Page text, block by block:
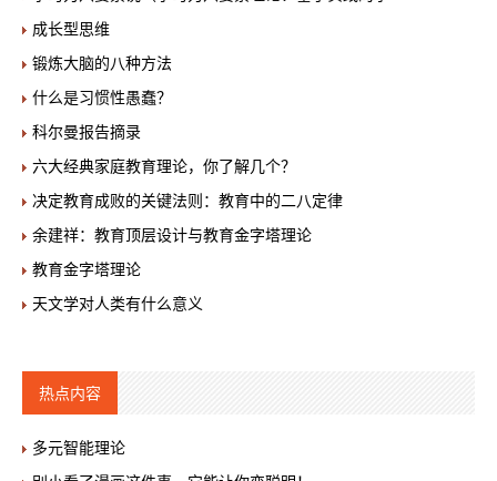
成长型思维
锻炼大脑的八种方法
什么是习惯性愚蠢？
科尔曼报告摘录
六大经典家庭教育理论，你了解几个？
决定教育成败的关键法则：教育中的二八定律
余建祥：教育顶层设计与教育金字塔理论
教育金字塔理论
天文学对人类有什么意义
热点内容
多元智能理论